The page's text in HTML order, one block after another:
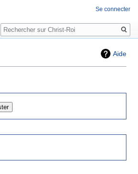
Aide
Se connecter
Rechercher